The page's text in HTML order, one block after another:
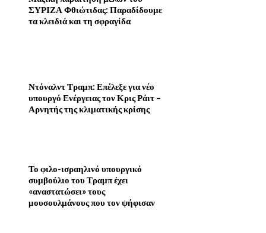
ΣΥΡΙΖΑ Φθιώτιδας: Παραδίδουμε
τα κλειδιά και τη σφραγίδα
Ντόναλντ Τραμπ: Επέλεξε για νέο
υπουργό Ενέργειας τον Κρις Ράιτ –
Αρνητής της κλιματικής κρίσης
Το φιλο-ισραηλινό υπουργικό
συμβούλιο του Τραμπ έχει
«αναστατώσει» τους
μουσουλμάνους που τον ψήφισαν